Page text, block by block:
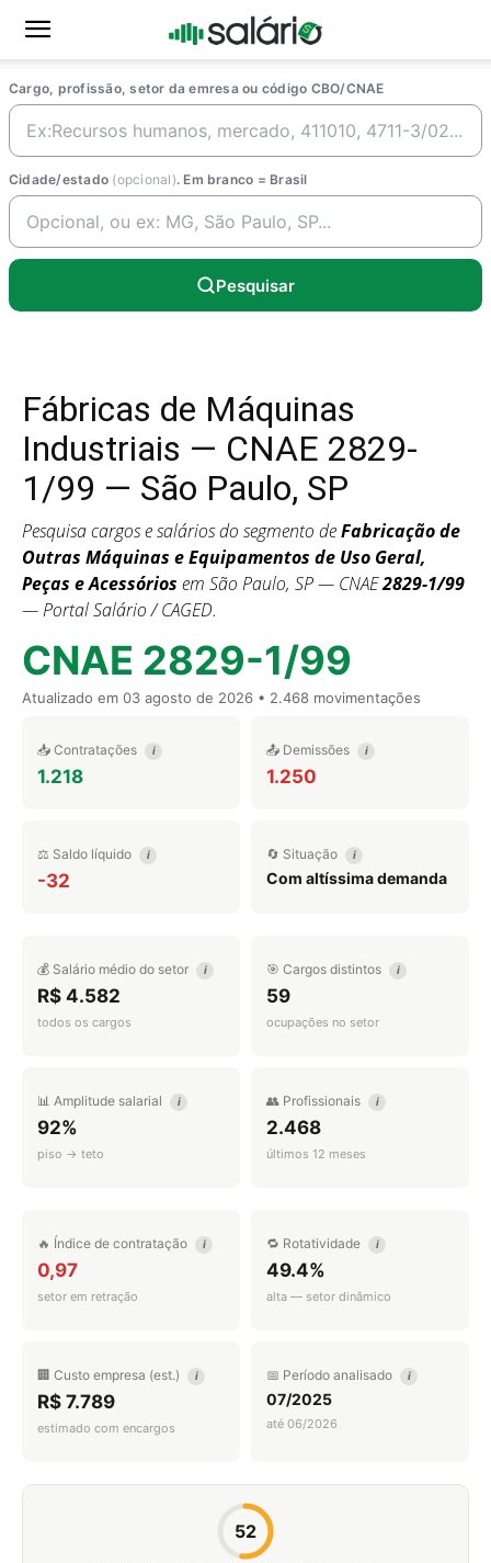
Cargo, profissão, setor da emresa ou código CBO/CNAE
Cidade/estado (opcional). Em branco = Brasil
Pesquisar
Fábricas de Máquinas
Industriais — CNAE 2829-
1/99 — São Paulo, SP
Pesquisa cargos e salários do segmento deFabricação de
Outras Máquinas e Equipamentos de Uso Geral,
Peças e Acessórios em São Paulo, SP — CNAE2829-1/99
— Portal Salário / CAGED.
CNAE 2829-1/99
Atualizado em 03 agosto de 2026 • 2.468 movimentações
📥 Contratações i
1.218
📤 Demissões i
1.250
⚖️ Saldo líquido i
-32
🔄 Situação i
Com altíssima demanda
💰 Salário médio do setor i
R$ 4.582
todos os cargos
🎯 Cargos distintos i
59
ocupações no setor
📊 Amplitude salarial i
92%
piso → teto
👥 Profissionais i
2.468
últimos 12 meses
🔥 Índice de contratação i
0,97
setor em retração
🔁 Rotatividade i
49.4%
alta — setor dinâmico
🏢 Custo empresa (est.) i
R$ 7.789
estimado com encargos
📅 Período analisado i
07/2025
até 06/2026
52